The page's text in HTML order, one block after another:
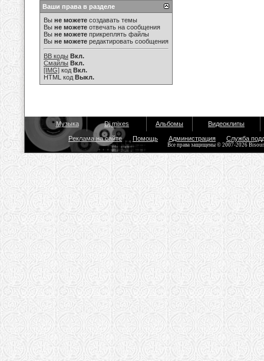
Ваши права в разделе
Вы не можете создавать темы
Вы не можете отвечать на сообщения
Вы не можете прикреплять файлы
Вы не можете редактировать сообщения
BB коды Вкл.
Смайлы Вкл.
[IMG] код Вкл.
HTML код Выкл.
Музыка Dj mixes Альбомы Видеоклипы
Реклама на сайте Помощь Администрация Служба
Все права защищены © 2007-2026